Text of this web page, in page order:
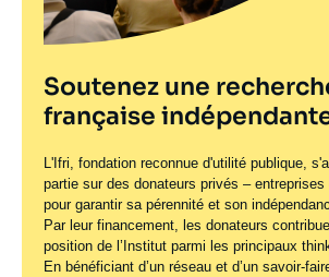
Soutenez une
française
L'Ifri, fondation reconnue d'utilité publique,
partie sur des donateurs privés –
pour garantir sa pérennité et son
Par leur financement, les donateurs
position de l’Institut parmi les principaux
En bénéficiant d’un réseau et d’un savoir-